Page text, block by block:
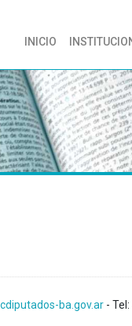
INICIO (CURRENT)
ba.gov.ar -